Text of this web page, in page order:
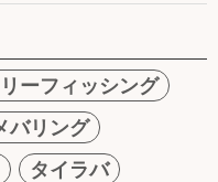
ーフィッシング
バリング
タイラバ